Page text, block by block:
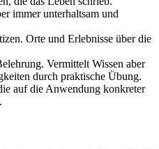
immer unterhaltsam und
Orte und Erlebnisse über die
Vermittelt Wissen aber
durch praktische Übung.
auf die Anwendung konkreter